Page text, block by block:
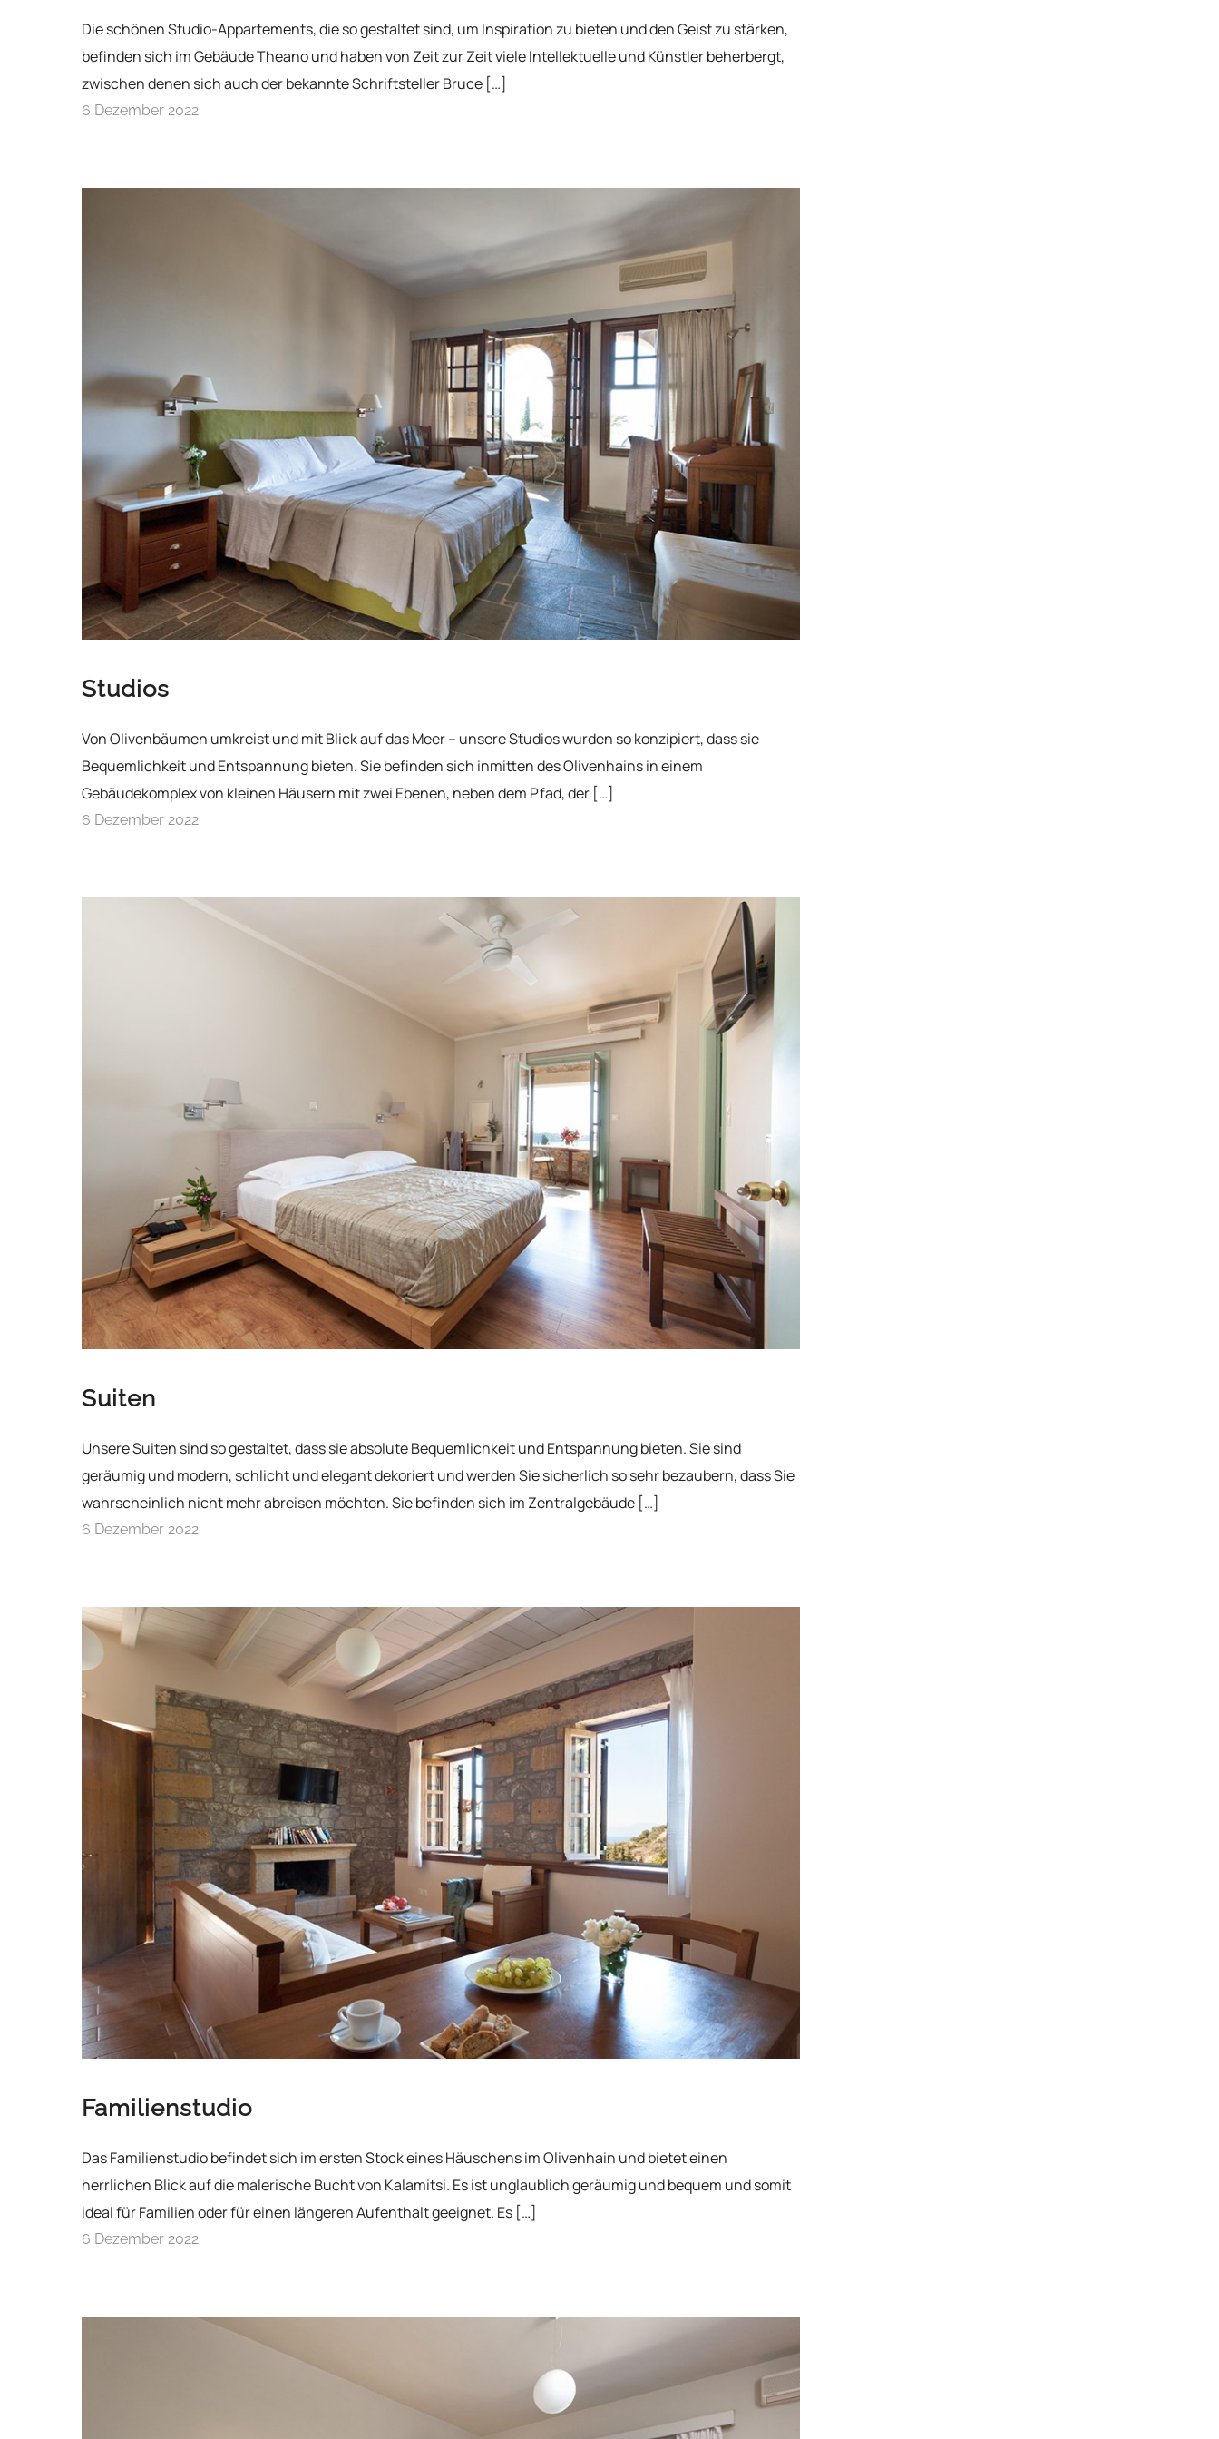
Die schönen Studio-Appartements, die so gestaltet sind, um Inspiration zu bieten und den Geist zu stärken,
befinden sich im Gebäude Theano und haben von Zeit zur Zeit viele Intellektuelle und Künstler beherbergt,
zwischen denen sich auch der bekannte Schriftsteller Bruce […]
6 Dezember 2022
Studios
Von Olivenbäumen umkreist und mit Blick auf das Meer – unsere Studios wurden so konzipiert, dass sie
Bequemlichkeit und Entspannung bieten. Sie befinden sich inmitten des Olivenhains in einem
Gebäudekomplex von kleinen Häusern mit zwei Ebenen, neben dem Pfad, der […]
6 Dezember 2022
Suiten
Unsere Suiten sind so gestaltet, dass sie absolute Bequemlichkeit und Entspannung bieten. Sie sind
geräumig und modern, schlicht und elegant dekoriert und werden Sie sicherlich so sehr bezaubern, dass Sie
wahrscheinlich nicht mehr abreisen möchten. Sie befinden sich im Zentralgebäude […]
6 Dezember 2022
Familienstudio
Das Familienstudio befindet sich im ersten Stock eines Häuschens im Olivenhain und bietet einen
herrlichen Blick auf die malerische Bucht von Kalamitsi. Es ist unglaublich geräumig und bequem und somit
ideal für Familien oder für einen längeren Aufenthalt geeignet. Es […]
6 Dezember 2022